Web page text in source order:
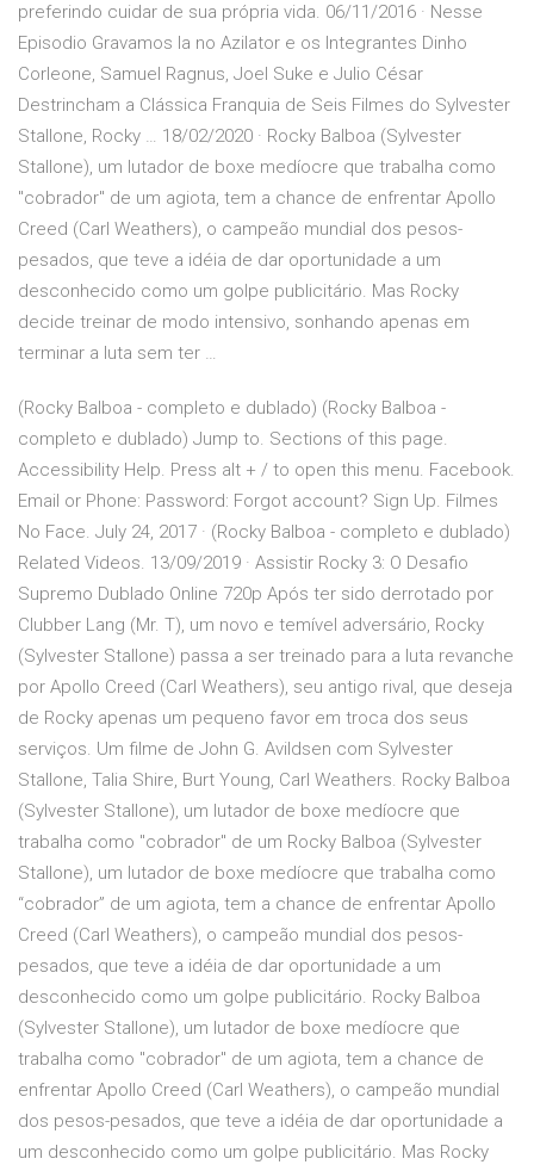
preferindo cuidar de sua própria vida. 06/11/2016 · Nesse
Episodio Gravamos la no Azilator e os Integrantes Dinho
Corleone, Samuel Ragnus, Joel Suke e Julio César
Destrincham a Clássica Franquia de Seis Filmes do Sylvester
Stallone, Rocky … 18/02/2020 · Rocky Balboa (Sylvester
Stallone), um lutador de boxe medíocre que trabalha como
"cobrador" de um agiota, tem a chance de enfrentar Apollo
Creed (Carl Weathers), o campeão mundial dos pesos-
pesados, que teve a idéia de dar oportunidade a um
desconhecido como um golpe publicitário. Mas Rocky
decide treinar de modo intensivo, sonhando apenas em
terminar a luta sem ter …
(Rocky Balboa - completo e dublado) (Rocky Balboa -
completo e dublado) Jump to. Sections of this page.
Accessibility Help. Press alt + / to open this menu. Facebook.
Email or Phone: Password: Forgot account? Sign Up. Filmes
No Face. July 24, 2017 · (Rocky Balboa - completo e dublado)
Related Videos. 13/09/2019 · Assistir Rocky 3: O Desafio
Supremo Dublado Online 720p Após ter sido derrotado por
Clubber Lang (Mr. T), um novo e temível adversário, Rocky
(Sylvester Stallone) passa a ser treinado para a luta revanche
por Apollo Creed (Carl Weathers), seu antigo rival, que deseja
de Rocky apenas um pequeno favor em troca dos seus
serviços. Um filme de John G. Avildsen com Sylvester
Stallone, Talia Shire, Burt Young, Carl Weathers. Rocky Balboa
(Sylvester Stallone), um lutador de boxe medíocre que
trabalha como "cobrador" de um Rocky Balboa (Sylvester
Stallone), um lutador de boxe medíocre que trabalha como
“cobrador” de um agiota, tem a chance de enfrentar Apollo
Creed (Carl Weathers), o campeão mundial dos pesos-
pesados, que teve a idéia de dar oportunidade a um
desconhecido como um golpe publicitário. Rocky Balboa
(Sylvester Stallone), um lutador de boxe medíocre que
trabalha como "cobrador" de um agiota, tem a chance de
enfrentar Apollo Creed (Carl Weathers), o campeão mundial
dos pesos-pesados, que teve a idéia de dar oportunidade a
um desconhecido como um golpe publicitário. Mas Rocky